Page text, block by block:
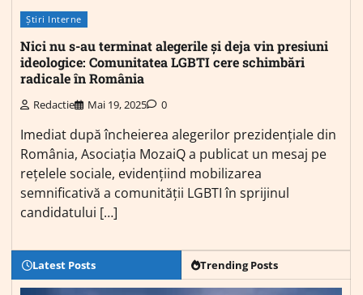
Știri Interne
Nici nu s-au terminat alegerile și deja vin presiuni
ideologice: Comunitatea LGBTI cere schimbări
radicale în România
Redactie Mai 19, 2025 0
Imediat după încheierea alegerilor prezidențiale din
România, Asociația MozaiQ a publicat un mesaj pe
rețelele sociale, evidențiind mobilizarea
semnificativă a comunității LGBTI în sprijinul
candidatului […]
Latest Posts Trending Posts